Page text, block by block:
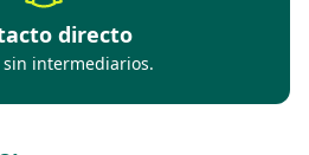
directo
sin intermediarios.